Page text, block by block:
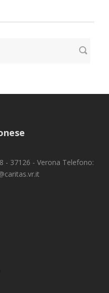
- 37126 - Verona Telefono: